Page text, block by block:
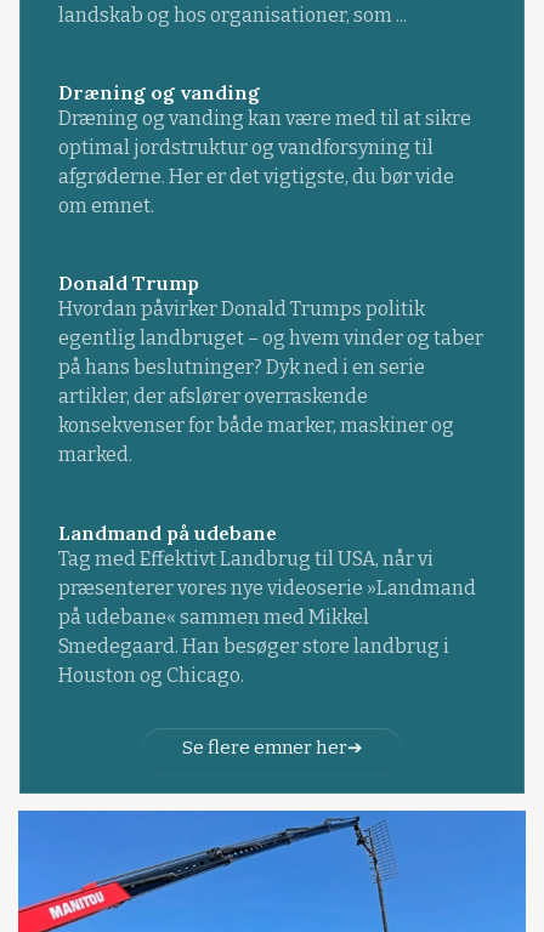
landskab og hos organisationer, som ...
Dræning og vanding
Dræning og vanding kan være med til at sikre
optimal jordstruktur og vandforsyning til
afgrøderne. Her er det vigtigste, du bør vide
om emnet.
Donald Trump
Hvordan påvirker Donald Trumps politik
egentlig landbruget – og hvem vinder og taber
på hans beslutninger? Dyk ned i en serie
artikler, der afslører overraskende
konsekvenser for både marker, maskiner og
marked.
Landmand på udebane
Tag med Effektivt Landbrug til USA, når vi
præsenterer vores nye videoserie »Landmand
på udebane« sammen med Mikkel
Smedegaard. Han besøger store landbrug i
Houston og Chicago.
Se flere emner her